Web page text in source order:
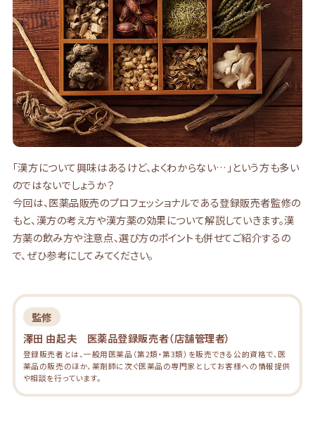
「漢方について興味はあるけど、よくわからない…」という方も多い
のではないでしょうか？
今回は、医薬品販売のプロフェッショナルである登録販売者監修の
もと、漢方の考え方や漢方薬の効果について解説していきます。漢
方薬の飲み方や注意点、選び方のポイントも併せてご紹介するの
で、ぜひ参考にしてみてください。
監修
澤田 由起夫 医薬品登録販売者（店舗管理者）
登録販売者とは、一般用医薬品（第2類・第3類）を販売できる公的資格で、医
薬品の販売のほか、薬剤師に次ぐ医薬品の専門家としてお客様への情報提供
や相談を行っています。